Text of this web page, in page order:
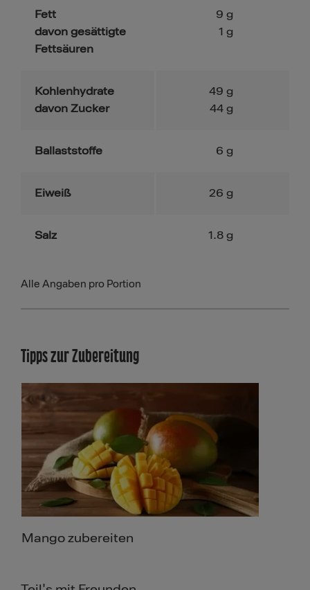
Fett
davon gesättigte
Fettsäuren
9 g
1 g
Kohlenhydrate
davon Zucker
49 g
44 g
Ballaststoffe 6 g
Eiweiß 26 g
Salz 1.8 g
Alle Angaben pro Portion
Tipps zur Zubereitung
Mango zubereiten